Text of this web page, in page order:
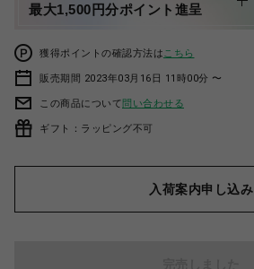
最大1,500円分ポイント進呈
獲得ポイントの確認方法は こちら
販売期間 2023年03月16日 11時00分 〜
この商品について問い合わせる
ギフト：ラッピング不可
入荷案内申し込み